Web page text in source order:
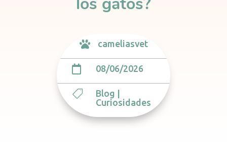
 cameliasvet
 08/06/2026
 Blog
Curiosidades